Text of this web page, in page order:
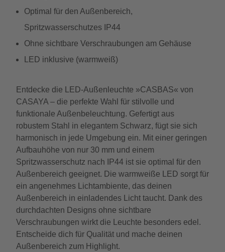
Optimal für den Außenbereich,
Spritzwasserschutzes IP44
Ohne sichtbare Verschraubungen am Gehäuse
LED inklusive (warmweiß)
Entdecke die LED-Außenleuchte »CASBAS« von
CASAYA – die perfekte Wahl für stilvolle und
funktionale Außenbeleuchtung. Gefertigt aus
robustem Stahl in elegantem Schwarz, fügt sie sich
harmonisch in jede Umgebung ein. Mit einer geringen
Aufbauhöhe von nur 30 mm und einem
Spritzwasserschutz nach IP44 ist sie optimal für den
Außenbereich geeignet. Die warmweiße LED sorgt für
ein angenehmes Lichtambiente, das deinen
Außenbereich in einladendes Licht taucht. Dank des
durchdachten Designs ohne sichtbare
Verschraubungen wirkt die Leuchte besonders edel.
Entscheide dich für Qualität und mache deinen
Außenbereich zum Highlight.